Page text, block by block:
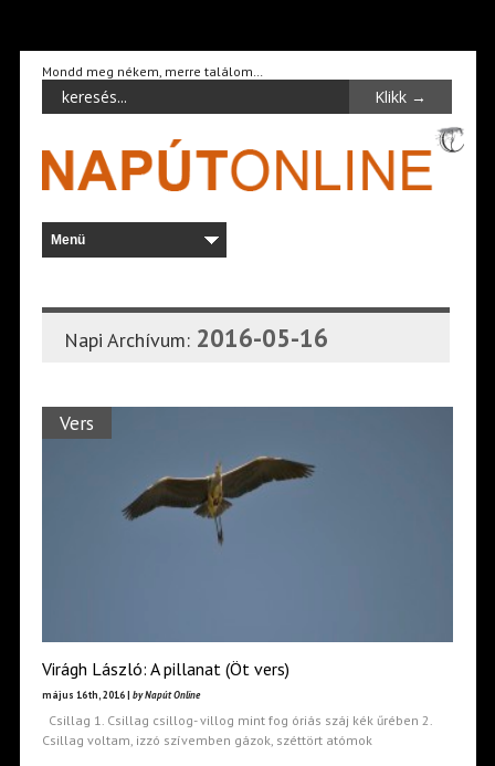
Mondd meg nékem, merre találom…
Napi Archívum: 2016-05-16
Vers
Virágh László: A pillanat (Öt vers)
május 16th, 2016 | by Napút Online
Csillag 1. Csillag csillog- villog mint fog óriás száj kék űrében 2.
Csillag voltam, izzó szívemben gázok, széttört atómok